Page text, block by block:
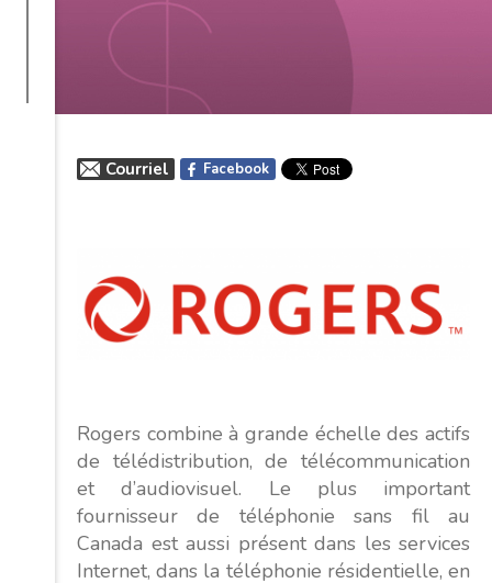
Courriel Facebook
Rogers combine à grande échelle des actifs
de télédistribution, de télécommunication
et d’audiovisuel. Le plus important
fournisseur de téléphonie sans fil au
Canada est aussi présent dans les services
Internet, dans la téléphonie résidentielle, en